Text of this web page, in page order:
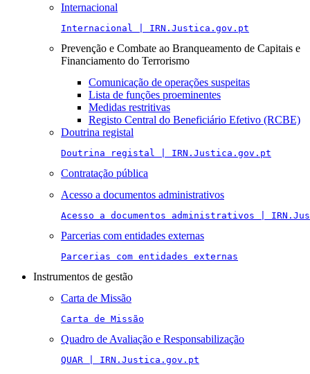
Internacional
Internacional | IRN.Justica.gov.pt
Prevenção e Combate ao Branqueamento de Capitais e
Financiamento do Terrorismo
Comunicação de operações suspeitas
Lista de funções proeminentes
Medidas restritivas
Registo Central do Beneficiário Efetivo (RCBE)
Doutrina registal
Doutrina registal | IRN.Justica.gov.pt
Contratação pública
Acesso a documentos administrativos
Acesso a documentos administrativos |
Parcerias com entidades externas
Parcerias com entidades externas
Instrumentos de gestão
Carta de Missão
Carta de Missão
Quadro de Avaliação e Responsabilização
QUAR | IRN.Justica.gov.pt